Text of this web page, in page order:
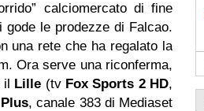
calciomercato di fine
le prodezze di Falcao.
una rete che ha regalato la
Ora serve una riconferma,
il Lille (tv Fox Sports 2 HD,
, canale 383 di Mediaset